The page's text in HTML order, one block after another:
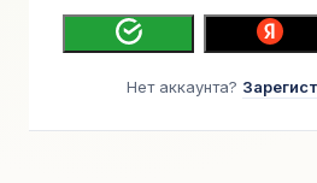
Нет аккаунта?